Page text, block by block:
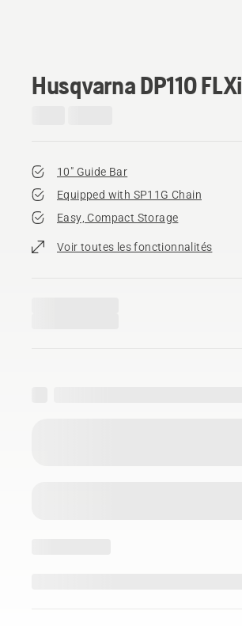
Husqvarna DP110 FLXi
10" Guide Bar
Equipped with SP11G Chain
Easy, Compact Storage
Voir toutes les fonctionnalités